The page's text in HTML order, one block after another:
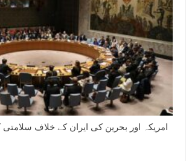
امریکہ اور بحرین کی ایران کے خلاف